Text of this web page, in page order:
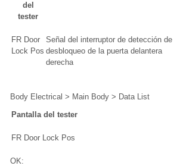
del
tester
FR Door
Lock Pos
Señal del interruptor de detección de
desbloqueo de la puerta delantera
derecha
Body Electrical > Main Body > Data List
Pantalla del tester
FR Door Lock Pos
OK: